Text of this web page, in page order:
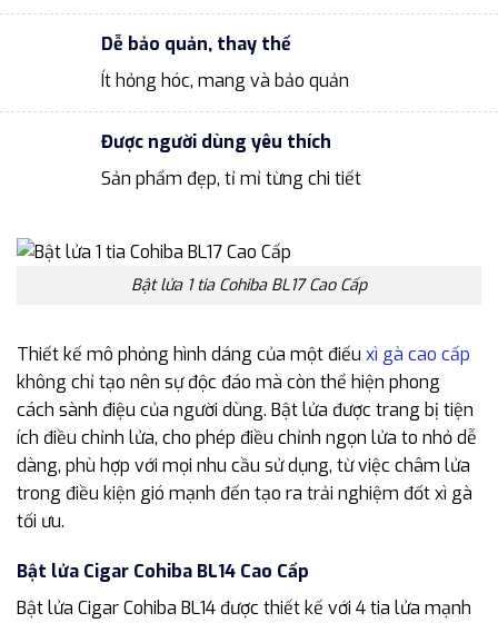
Dễ bảo quản, thay thế
Ít hỏng hóc, mang và bảo quản
Được người dùng yêu thích
Sản phẩm đẹp, tỉ mỉ từng chi tiết
Bật lửa 1 tia Cohiba BL17 Cao Cấp
Thiết kế mô phỏng hình dáng của một điếu xì gà cao cấp
không chỉ tạo nên sự độc đáo mà còn thể hiện phong
cách sành điệu của người dùng. Bật lửa được trang bị tiện
ích điều chỉnh lửa, cho phép điều chỉnh ngọn lửa to nhỏ dễ
dàng, phù hợp với mọi nhu cầu sử dụng, từ việc châm lửa
trong điều kiện gió mạnh đến tạo ra trải nghiệm đốt xì gà
tối ưu.
Bật lửa Cigar Cohiba BL14 Cao Cấp
Bật lửa Cigar Cohiba BL14 được thiết kế với 4 tia lửa mạnh